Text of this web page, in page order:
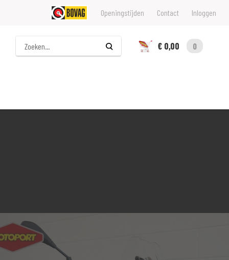
Openingstijden Contact Inloggen
Zoeken
€ 0,00
0